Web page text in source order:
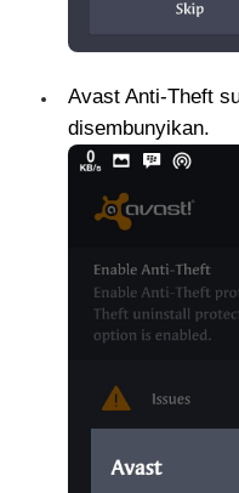
Avast Anti-Theft
disembunyikan.